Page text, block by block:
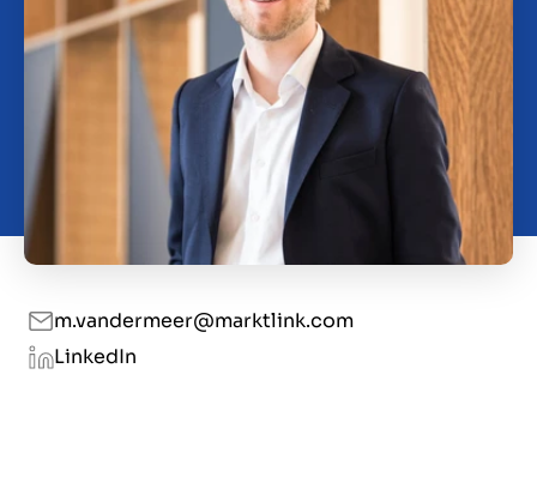
Kontakt
HR
m.vandermeer@marktlink.com
LinkedIn